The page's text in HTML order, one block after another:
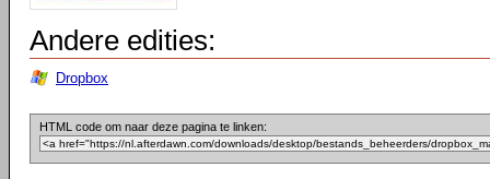
Andere edities:
Dropbox
HTML code om naar deze pagina te linken: